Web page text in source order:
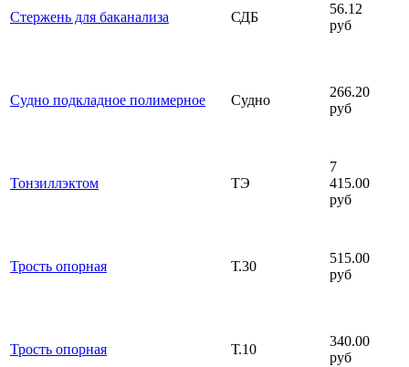
Стержень для баканализа СДБ
56.12
руб
Судно подкладное полимерное Судно
266.20
руб
Тонзиллэктом ТЭ
7
415.00
руб
Трость опорная Т.30
515.00
руб
Трость опорная Т.10
340.00
руб